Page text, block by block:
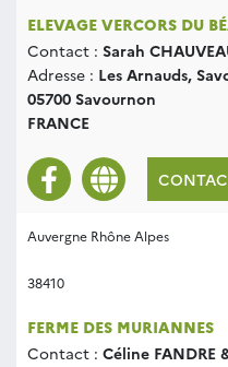
ELEVAGE VERCORS DU
Contact : Sarah
Adresse : Les Arnauds,
05700 Savournon
FRANCE
Auvergne Rhône Alpes
38410
FERME DES MURIANNES
Contact : Céline FANDRE